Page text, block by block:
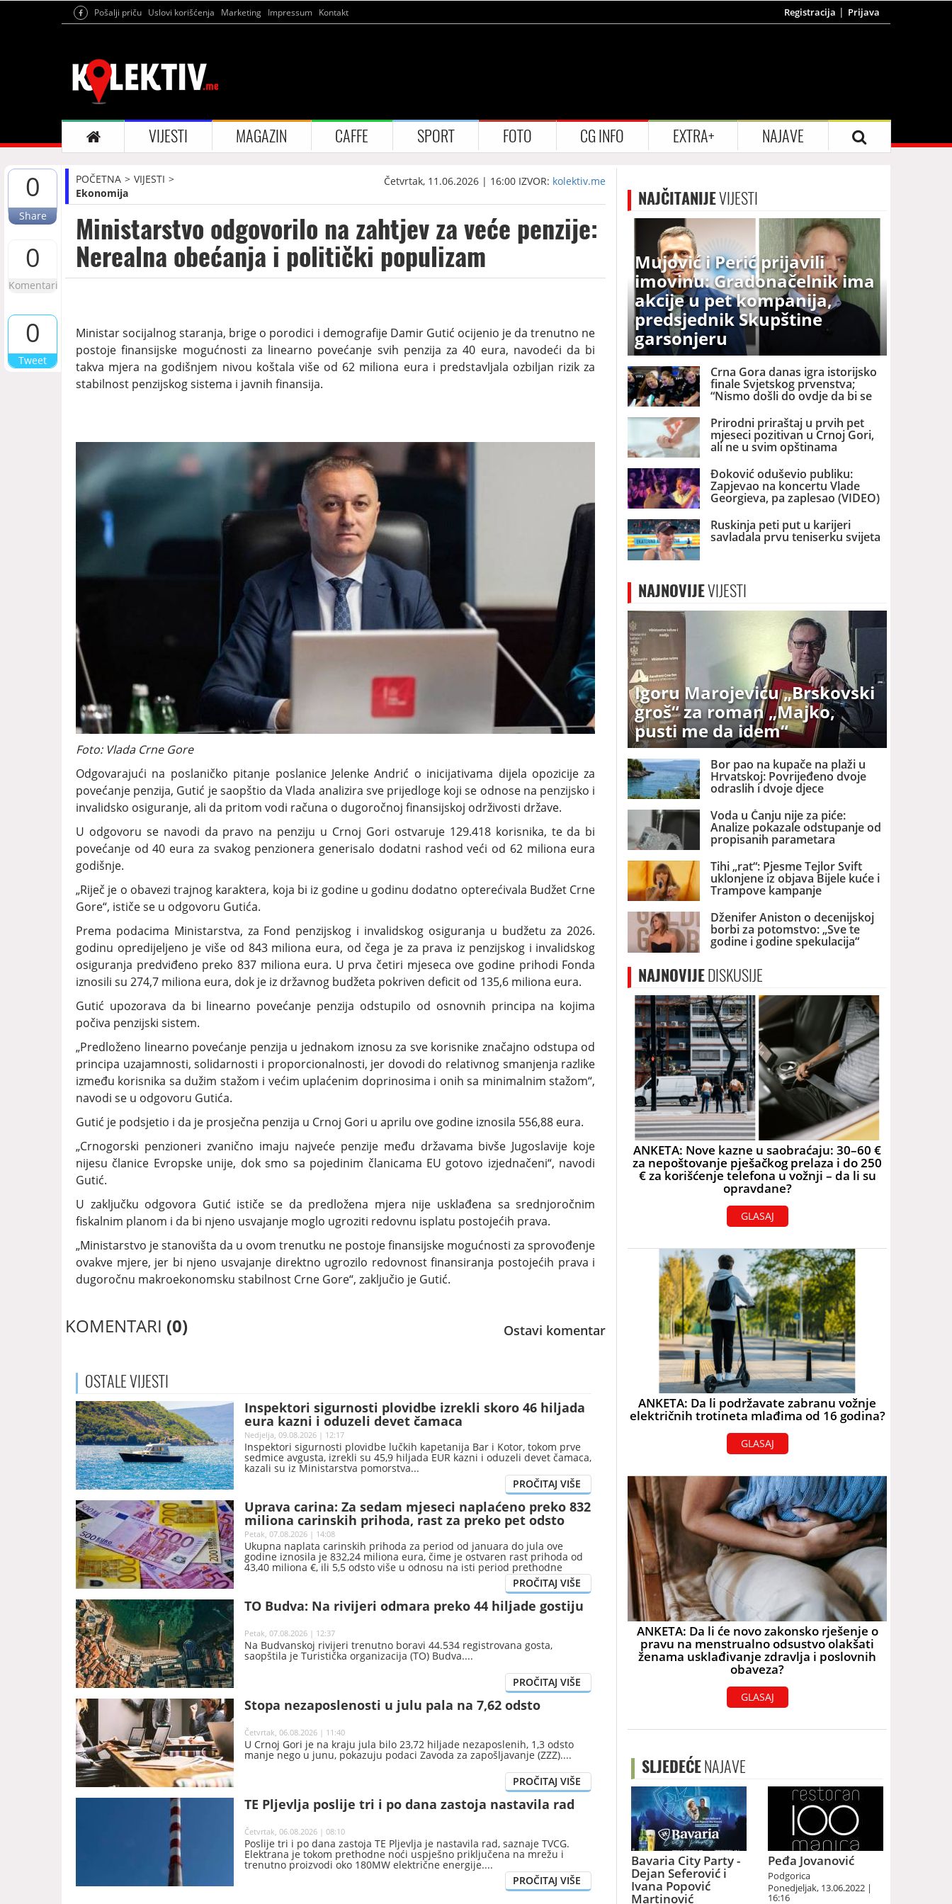
Pošalji priču Uslovi korišćenja Marketing Impressum Kontakt Registracija Prijava
VIJESTI MAGAZIN CAFFE SPORT FOTO CG INFO EXTRA+ NAJAVE
0
Share
0
Komentari
0
Tweet
POČETNA
VIJESTI
Ekonomija
Četvrtak, 11.06.2026 | 16:00 IZVOR: kolektiv.me
Ministarstvo odgovorilo na zahtjev za veće penzije:
Nerealna obećanja i politički populizam
Ministar socijalnog staranja, brige o porodici i demografije Damir Gutić ocijenio je da trenutno ne
postoje finansijske mogućnosti za linearno povećanje svih penzija za 40 eura, navodeći da bi
takva mjera na godišnjem nivou koštala više od 62 miliona eura i predstavljala ozbiljan rizik za
stabilnost penzijskog sistema i javnih finansija.
Foto: Vlada Crne Gore
Odgovarajući na poslaničko pitanje poslanice Jelenke Andrić o inicijativama dijela opozicije za
povećanje penzija, Gutić je saopštio da Vlada analizira sve prijedloge koji se odnose na penzijsko i
invalidsko osiguranje, ali da pritom vodi računa o dugoročnoj finansijskoj održivosti države.
U odgovoru se navodi da pravo na penziju u Crnoj Gori ostvaruje 129.418 korisnika, te da bi
povećanje od 40 eura za svakog penzionera generisalo dodatni rashod veći od 62 miliona eura
godišnje.
„Riječ je o obavezi trajnog karaktera, koja bi iz godine u godinu dodatno opterećivala Budžet Crne
Gore“, ističe se u odgovoru Gutića.
Prema podacima Ministarstva, za Fond penzijskog i invalidskog osiguranja u budžetu za 2026.
godinu opredijeljeno je više od 843 miliona eura, od čega je za prava iz penzijskog i invalidskog
osiguranja predviđeno preko 837 miliona eura. U prva četiri mjeseca ove godine prihodi Fonda
iznosili su 274,7 miliona eura, dok je iz državnog budžeta pokriven deficit od 135,6 miliona eura.
Gutić upozorava da bi linearno povećanje penzija odstupilo od osnovnih principa na kojima
počiva penzijski sistem.
„Predloženo linearno povećanje penzija u jednakom iznosu za sve korisnike značajno odstupa od
principa uzajamnosti, solidarnosti i proporcionalnosti, jer dovodi do relativnog smanjenja razlike
između korisnika sa dužim stažom i većim uplaćenim doprinosima i onih sa minimalnim stažom“,
navodi se u odgovoru Gutića.
Gutić je podsjetio i da je prosječna penzija u Crnoj Gori u aprilu ove godine iznosila 556,88 eura.
„Crnogorski penzioneri zvanično imaju najveće penzije među državama bivše Jugoslavije koje
nijesu članice Evropske unije, dok smo sa pojedinim članicama EU gotovo izjednačeni“, navodi
Gutić.
U zaključku odgovora Gutić ističe se da predložena mjera nije usklađena sa srednjoročnim
fiskalnim planom i da bi njeno usvajanje moglo ugroziti redovnu isplatu postojećih prava.
„Ministarstvo je stanovišta da u ovom trenutku ne postoje finansijske mogućnosti za sprovođenje
ovakve mjere, jer bi njeno usvajanje direktno ugrozilo redovnost finansiranja postojećih prava i
dugoročnu makroekonomsku stabilnost Crne Gore“, zaključio je Gutić.
KOMENTARI (0) Ostavi komentar
OSTALEVIJESTI
Inspektori sigurnosti plovidbe izrekli skoro 46 hiljada
eura kazni i oduzeli devet čamaca
Nedjelja, 09.08.2026 | 12:17
Inspektori sigurnosti plovidbe lučkih kapetanija Bar i Kotor, tokom prve
sedmice avgusta, izrekli su 45,9 hiljada EUR kazni i oduzeli devet čamaca,
kazali su iz Ministarstva pomorstva
Uprava carina: Za sedam mjeseci naplaćeno preko 832
miliona carinskih prihoda, rast za preko pet odsto
Petak, 07.08.2026 | 14:08
Ukupna naplata carinskih prihoda za period od januara do jula ove
godine iznosila je 832,24 miliona eura, čime je ostvaren rast prihoda od
43,40 miliona €, ili 5,5 odsto više u odnosu na isti period prethodne
TO Budva: Na rivijeri odmara preko 44 hiljade gostiju
Petak, 07.08.2026 | 12:37
Na Budvanskoj rivijeri trenutno boravi 44.534 registrovana gosta,
saopštila je Turistička organizacija (TO) Budva.
Stopa nezaposlenosti u julu pala na 7,62 odsto
Četvrtak, 06.08.2026 | 11:40
U Crnoj Gori je na kraju jula bilo 23,72 hiljade nezaposlenih, 1,3 odsto
manje nego u junu, pokazuju podaci Zavoda za zapošljavanje (ZZZ).
TE Pljevlja poslije tri i po dana zastoja nastavila rad
Četvrtak, 06.08.2026 | 08:10
Poslije tri i po dana zastoja TE Pljevlja je nastavila rad, saznaje TVCG.
Elektrana je tokom prethodne noći uspješno priključena na mrežu i
trenutno proizvodi oko 180MW električne energije.
NAJČITANIJEVIJESTI
Mujović i Perić prijavili
imovinu: Gradonačelnik ima
akcije u pet kompanija,
predsjednik Skupštine
garsonjeru
Crna Gora danas igra istorijsko
finale Svjetskog prvenstva;
“Nismo došli do ovdje da bi se
zadovoljili srebrom”
Prirodni priraštaj u prvih pet
mjeseci pozitivan u Crnoj Gori,
ali ne u svim opštinama
Đoković oduševio publiku:
Zapjevao na koncertu Vlade
Georgieva, pa zaplesao (VIDEO)
Ruskinja peti put u karijeri
savladala prvu teniserku svijeta
NAJNOVIJEVIJESTI
Igoru Marojeviću „Brskovski
groš“ za roman „Majko,
pusti me da idem“
Bor pao na kupače na plaži u
Hrvatskoj: Povrijeđeno dvoje
odraslih i dvoje djece
Voda u Čanju nije za piće:
Analize pokazale odstupanje od
propisanih parametara
Tihi „rat“: Pjesme Tejlor Svift
uklonjene iz objava Bijele kuće i
Trampove kampanje
Dženifer Aniston o decenijskoj
borbi za potomstvo: „Sve te
godine i godine spekulacija“
NAJNOVIJEDISKUSIJE
ANKETA: Nove kazne u saobraćaju: 30–60 €
za nepoštovanje pješačkog prelaza i do 250
€ za korišćenje telefona u vožnji – da li su
opravdane?
GLASAJ
ANKETA: Da li podržavate zabranu vožnje
električnih trotineta mlađima od 16 godina?
GLASAJ
ANKETA: Da li će novo zakonsko rješenje o
pravu na menstrualno odsustvo olakšati
ženama usklađivanje zdravlja i poslovnih
obaveza?
GLASAJ
SLJEDEĆENAJAVE
Bavaria City Party -
Dejan Seferović i
Ivana Popović
Martinović
Peđa Jovanović
Podgorica
Ponedjeljak, 13.06.2022 |
16:16